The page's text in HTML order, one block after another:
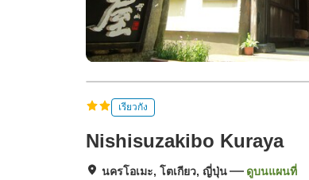
เรียวกัง
Nishisuzakibo Kuraya
นครโอเมะ, โตเกียว, ญี่ปุ่น ดูบนแผนที่